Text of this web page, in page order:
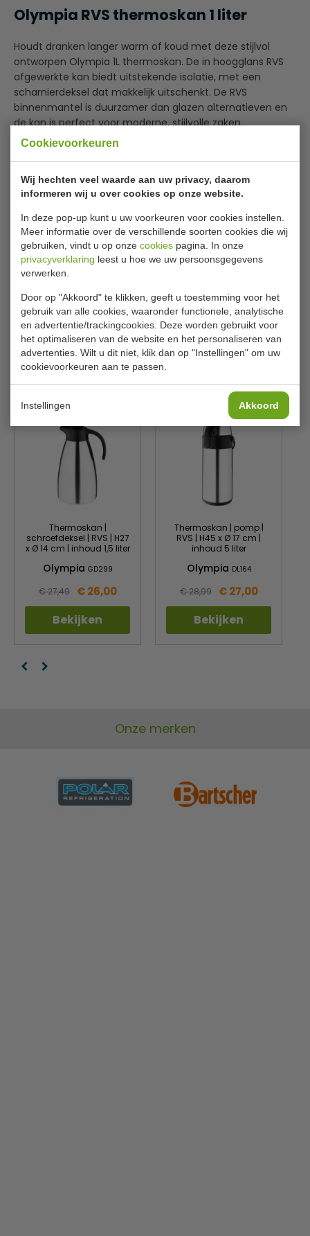
Cookievoorkeuren
Wij hechten veel waarde aan uw privacy, daarom
informeren wij u over cookies op onze website.
In deze pop-up kunt u uw voorkeuren voor cookies instellen.
Meer informatie over de verschillende soorten cookies die wij
gebruiken, vindt u op onze cookies pagina. In onze
privacyverklaring leest u hoe we uw persoonsgegevens
verwerken.
Door op "Akkoord" te klikken, geeft u toestemming voor het
gebruik van alle cookies, waaronder functionele, analytische
en advertentie/trackingcookies. Deze worden gebruikt voor
het optimaliseren van de website en het personaliseren van
advertenties. Wilt u dit niet, klik dan op "Instellingen" om uw
cookievoorkeuren aan te passen.
Instellingen Akkoord
Olympia RVS thermoskan 1 liter
Houdt dranken langer warm of koud met deze stijlvol
ontworpen Olympia 1L thermoskan. De in hoogglans RVS
afgewerkte kan biedt uitstekende isolatie, met een
scharnierdeksel dat makkelijk uitschenkt. De RVS
binnenmantel is duurzamer dan glazen alternatieven en
de kan is perfect voor moderne, stijlvolle zaken.
Klapdeksel met rubberen afdichting
Lees meer
Bijlages
Handleiding
Specificaties
Inhoud
1 liter
H x Ø
22,5 x 14,5 cm
Is dit iets voor jou?
Thermoskan |
schroefdeksel | RVS | H27
x Ø 14 cm | inhoud 1,5 liter
Olympia GD299
€ 27,49 € 26,00
Bekijken
Thermoskan | pomp |
RVS | H45 x Ø 17 cm |
inhoud 5 liter
Olympia DL164
€ 28,99 € 27,00
Bekijken
Onze merken